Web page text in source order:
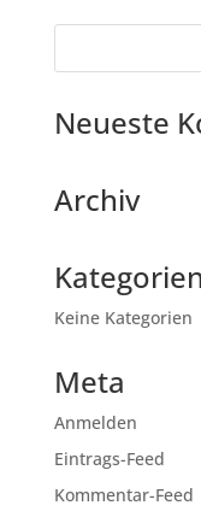
Neueste
Archiv
Kategorien
Keine Kategorien
Meta
Anmelden
Eintrags-Feed
Kommentar-Feed